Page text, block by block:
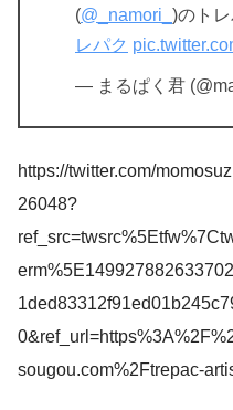
(@_namori_ )のト
レパク
— まるぱく君
https://twitter.com/
26048?
sougou.com%2Ftrepac-